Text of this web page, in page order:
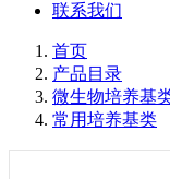
联系我们
首页
产品目录
微生物培养基
常用培养基类